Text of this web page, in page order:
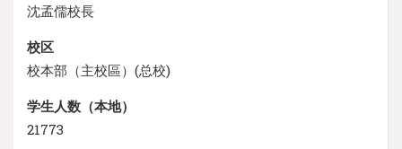
沈孟儒校長
校区
校本部（主校區）(总校)
学生人数（本地）
21773